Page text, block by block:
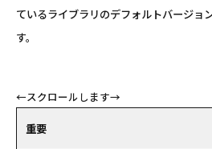
ているライブラリのデフォルトバージョ
す。
重要